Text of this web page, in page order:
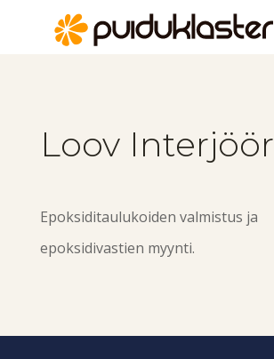
Loov Interjöör
Epoksiditaulukoiden valmistus ja
epoksidivastien myynti.